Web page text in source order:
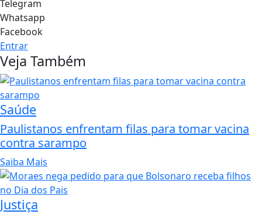
Telegram
Whatsapp
Facebook
Entrar
Veja Também
Saúde
Paulistanos enfrentam filas para tomar vacina
contra sarampo
Saiba Mais
Justiça